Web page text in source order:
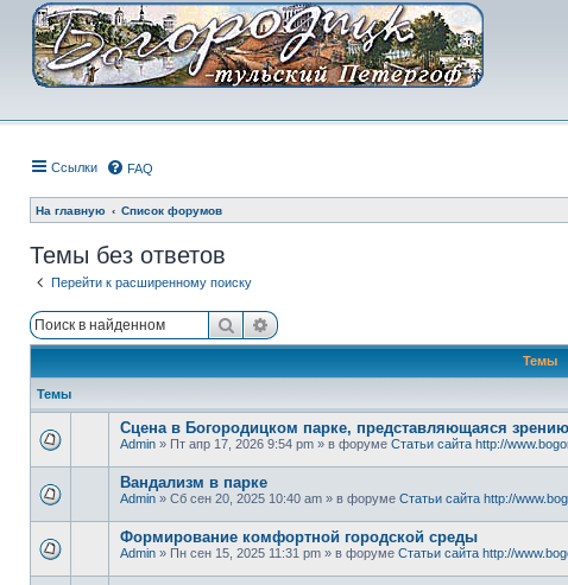
Ссылки FAQ
На главную Список форумов
Темы без ответов
Перейти к расширенному поиску
ПоискРасширенный поиск
Темы
Темы
Сцена в Богородицком парке, представляющаяся
Admin » Пт апр 17, 2026 9:54 pm » в форуме Статьи сайта http://
Вандализм в парке
Admin » Сб сен 20, 2025 10:40 am » в форуме Статьи сайта http://
Формирование комфортной городской среды
Admin » Пн сен 15, 2025 11:31 pm » в форуме Статьи сайта http://